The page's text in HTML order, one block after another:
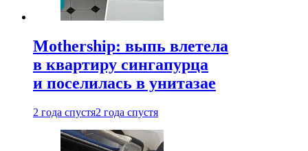
Mothership: выпь влетела
в квартиру сингапурца
и поселилась в унитазае
2 года спустя2 года спустя